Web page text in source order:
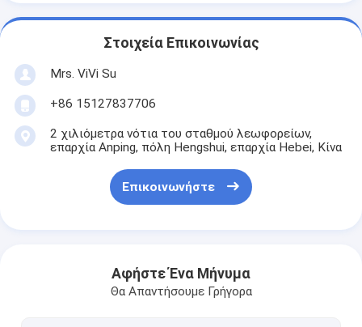
Στοιχεία Επικοινωνίας
Mrs. ViVi Su
+86 15127837706
2 χιλιόμετρα νότια του σταθμού λεωφορείων,
επαρχία Anping, πόλη Hengshui, επαρχία Hebei, Κίνα
Επικοινωνήστε
Αφήστε Ένα Μήνυμα
Θα Απαντήσουμε Γρήγορα